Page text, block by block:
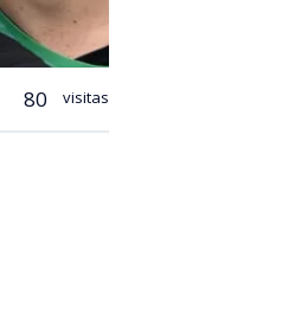
80 visitas